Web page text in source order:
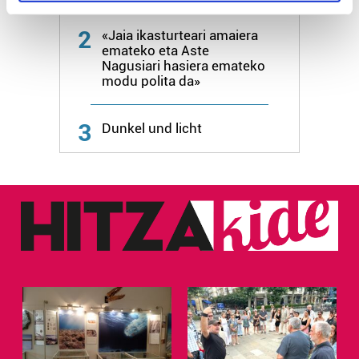
and set your preferences in thedetails section
Guk eta gure bazkideek zure datu pertsonalak
pertsonalizatuak eskaintzeko, iragarkiak eta edukia
neurtzeko, jendeari buruzko informazioa biltzeko eta
Bazkide batzuek ez dizute baimenik eskatzen, eta beren
interes komertzial legitimoetan babesten dira. Ikusi gure
duten interes legitimoa eta horren aurka nola egin
dezakezun ikusteko.
Lortu zure datu pertsonalak prozesatzeko moduari
2
«Jaia ikasturteari amaiera
emateko eta Aste
Nagusiari hasiera emateko
modu polita da»
3 Dunkel und licht